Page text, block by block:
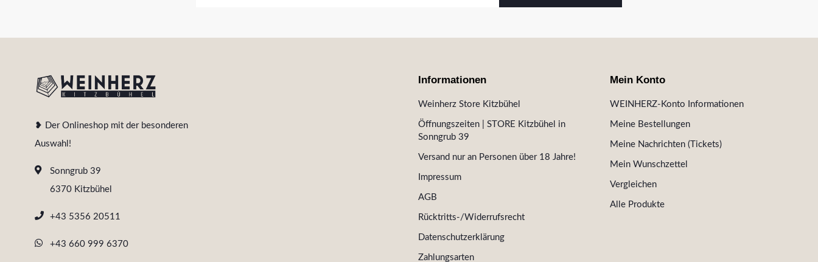
❥ Der Onlineshop mit der besonderen
Auswahl!
Sonngrub 39
6370 Kitzbühel
+43 5356 20511
+43 660 999 6370
Informationen
Weinherz Store Kitzbühel
Öffnungszeiten | STORE Kitzbühel in
Sonngrub 39
Versand nur an Personen über 18 Jahre!
Impressum
AGB
Rücktritts-/Widerrufsrecht
Datenschutzerklärung
Zahlungsarten
Mein Konto
WEINHERZ-Konto Informationen
Meine Bestellungen
Meine Nachrichten (Tickets)
Mein Wunschzettel
Vergleichen
Alle Produkte